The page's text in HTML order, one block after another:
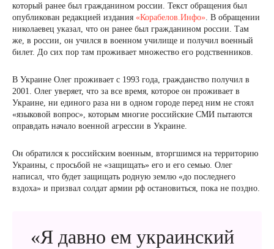
который ранее был гражданином россии. Текст обращения был
опубликован редакцией издания «Корабелов.Инфо». В обращении
николаевец указал, что он ранее был гражданином россии. Там
же, в россии, он учился в военном училище и получил военный
билет. До сих пор там проживает множество его родственников.
В Украине Олег проживает с 1993 года, гражданство получил в
2001. Олег уверяет, что за все время, которое он проживает в
Украине, ни единого раза ни в одном городе перед ним не стоял
«языковой вопрос», которым многие российские СМИ пытаются
оправдать начало военной агрессии в Украине.
Он обратился к российским военным, вторгшимся на территорию
Украины, с просьбой не «защищать» его и его семью. Олег
написал, что будет защищать родную землю «до последнего
вздоха» и призвал солдат армии рф остановиться, пока не поздно.
«Я давно ем украинский